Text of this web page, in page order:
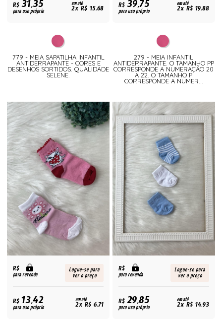
R$31,35
para uso próprio
em até
2x R$ 15,68
779 - MEIA SAPATILHA INFANTIL
ANTIDERRAPANTE - CORES E
DESENHOS SORTIDOS. QUALIDADE
SELENE.
R$39,75
para uso próprio
em até
2x R$ 19,88
279 - MEIA INFANTIL
ANTIDERRAPANTE. O TAMANHO PP
CORRESPONDE A NUMERAÇÃO 20
A 22. O TAMANHO P
CORRESPONDE A NUMER...
R$
para revenda
Logue-se para
ver o preço
R$13,42
para uso próprio
em até
2x R$ 6,71
R$
para revenda
Logue-se para
ver o preço
R$29,85
para uso próprio
em até
2x R$ 14,93